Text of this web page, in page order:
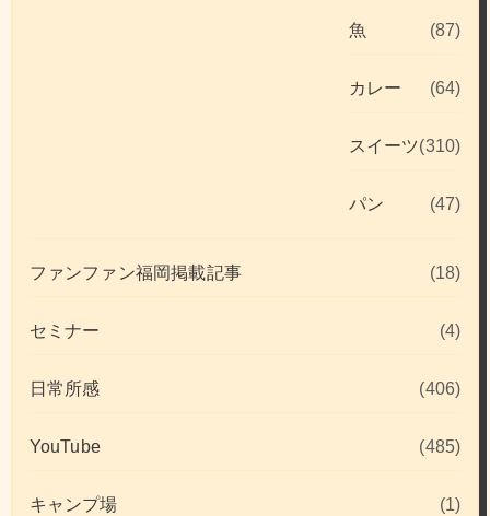
魚 (87)
カレー (64)
スイーツ(310)
パン (47)
ファンファン福岡掲載記事 (18)
セミナー (4)
日常所感 (406)
YouTube (485)
キャンプ場 (1)